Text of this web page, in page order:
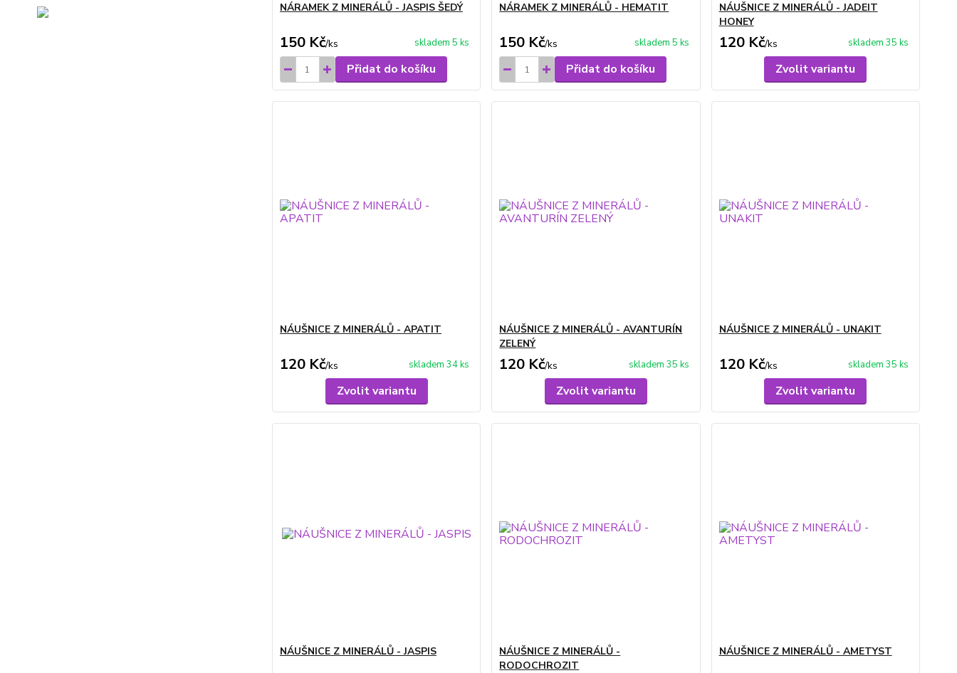
NÁRAMEK Z MINERÁLŮ - JASPIS ŠEDÝ
150 Kč/ks skladem 5 ks
Přidat do košíku
NÁRAMEK Z MINERÁLŮ - HEMATIT
150 Kč/ks skladem 5 ks
Přidat do košíku
NÁUŠNICE Z MINERÁLŮ - JADEIT
HONEY
120 Kč/ks skladem 35 ks
Zvolit variantu
NÁUŠNICE Z MINERÁLŮ - APATIT
120 Kč/ks skladem 34 ks
Zvolit variantu
NÁUŠNICE Z MINERÁLŮ - AVANTURÍN
ZELENÝ
120 Kč/ks skladem 35 ks
Zvolit variantu
NÁUŠNICE Z MINERÁLŮ - UNAKIT
120 Kč/ks skladem 35 ks
Zvolit variantu
NÁUŠNICE Z MINERÁLŮ - JASPIS
NÁUŠNICE Z MINERÁLŮ -
RODOCHROZIT
NÁUŠNICE Z MINERÁLŮ - AMETYST